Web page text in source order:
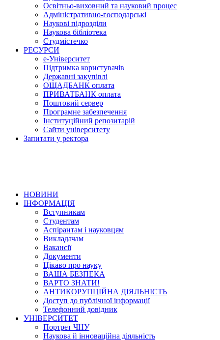
Освітньо-виховний та науковий процес
Адміністративно-господарські
Наукові підрозділи
Наукова бібліотека
Студмістечко
РЕСУРСИ
е-Університет
Підтримка користувачів
Державні закупівлі
ОЩАДБАНК оплата
ПРИВАТБАНК оплата
Поштовий сервер
Програмне забезпечення
Інституційний репозитарій
Сайти університету
Запитати у ректора
НОВИНИ
ІНФОРМАЦІЯ
Вступникам
Студентам
Аспірантам і науковцям
Викладачам
Вакансії
Документи
Цікаво про науку
ВАША БЕЗПЕКА
ВАРТО ЗНАТИ!
АНТИКОРУПЦІЙНА ДІЯЛЬНІСТЬ
Доступ до публічної інформації
Телефонний довідник
УНІВЕРСИТЕТ
Портрет ЧНУ
Наукова й інноваційна діяльність